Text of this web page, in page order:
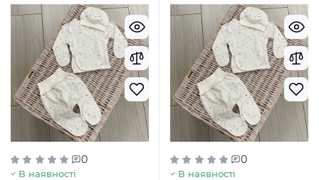
0
В наявності
0
В наявності